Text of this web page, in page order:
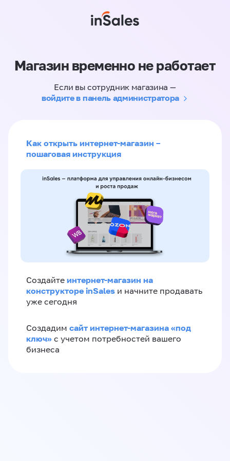
Магазин временно не работает
Если вы сотрудник магазина —
войдите в панель администратора
Как открыть интернет-магазин –
пошаговая инструкция
Создайте интернет-магазин на
конструкторе inSales и начните продавать
уже сегодня
Создадим сайт интернет-магазина «под
ключ» с учетом потребностей вашего
бизнеса